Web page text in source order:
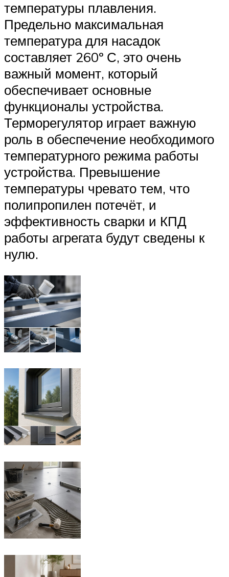
температуры плавления.
Предельно максимальная
температура для насадок
составляет 260º С, это очень
важный момент, который
обеспечивает основные
функционалы устройства.
Терморегулятор играет важную
роль в обеспечение необходимого
температурного режима работы
устройства. Превышение
температуры чревато тем, что
полипропилен потечёт, и
эффективность сварки и КПД
работы агрегата будут сведены к
нулю.